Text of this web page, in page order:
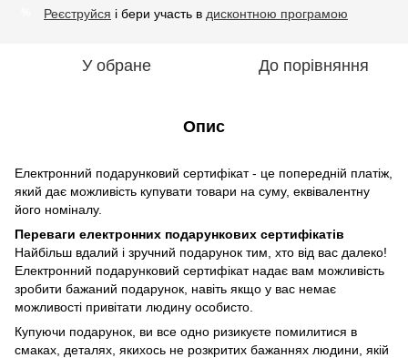
Реєструйся і бери участь в дисконтною програмою
У обране До порівняння
Опис
Електронний подарунковий сертифікат - це попередній платіж,
який дає можливість купувати товари на суму, еквівалентну
його номіналу.
Переваги електронних подарункових сертифікатів
Найбільш вдалий і зручний подарунок тим, хто від вас далеко!
Електронний подарунковий сертифікат надає вам можливість
зробити бажаний подарунок, навіть якщо у вас немає
можливості привітати людину особисто.
Купуючи подарунок, ви все одно ризикуєте помилитися в
смаках, деталях, якихось не розкритих бажаннях людини, якій